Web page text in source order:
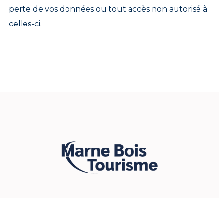
perte de vos données ou tout accès non autorisé à
celles-ci.